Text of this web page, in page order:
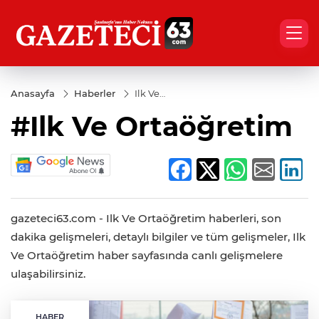
Anasayfa Haberler
Ilk Ve
#Ilk Ve Ortaöğretim
gazeteci63.com - Ilk Ve Ortaöğretim haberleri, son
dakika gelişmeleri, detaylı bilgiler ve tüm gelişmeler, Ilk
Ve Ortaöğretim haber sayfasında canlı gelişmelere
ulaşabilirsiniz.